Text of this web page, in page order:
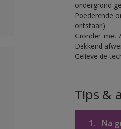
ondergrond
Poederende
ontstaan).
Gronden met
Dekkend
Gelieve de
Tips &
1. Na